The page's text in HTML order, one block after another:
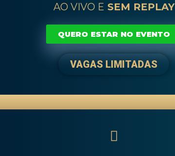
AO VIVO E SEM REPLAY
QUERO ESTAR NO EVENTO
VAGAS LIMITADAS